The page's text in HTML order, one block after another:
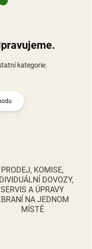
kategorie.
PRODEJ, KOMISE,
DOVOZY,
SERVIS A ÚPRAVY
NA JEDNOM
MÍSTĚ